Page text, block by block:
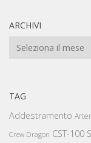
ARCHIVI
Archivi
TAG
Addestramento
Crew Dragon CST-100